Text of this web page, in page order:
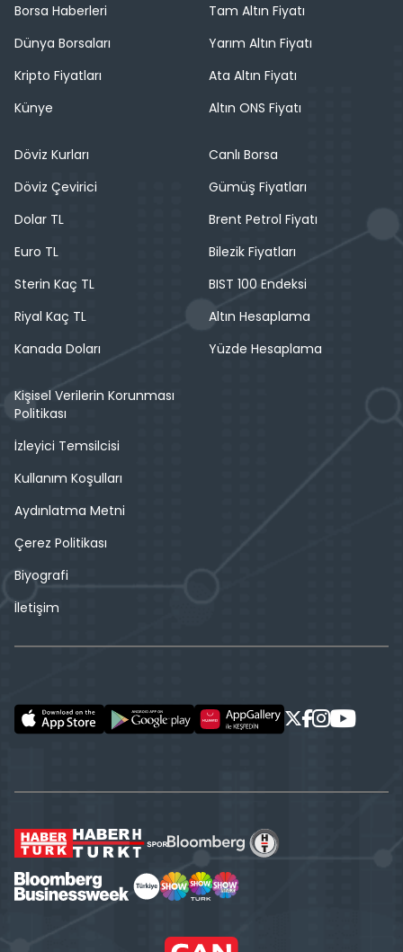
Borsa Haberleri
Dünya Borsaları
Kripto Fiyatları
Künye
Tam Altın Fiyatı
Yarım Altın Fiyatı
Ata Altın Fiyatı
Altın ONS Fiyatı
Döviz Kurları
Döviz Çevirici
Dolar TL
Euro TL
Sterin Kaç TL
Riyal Kaç TL
Kanada Doları
Canlı Borsa
Gümüş Fiyatları
Brent Petrol Fiyatı
Bilezik Fiyatları
BIST 100 Endeksi
Altın Hesaplama
Yüzde Hesaplama
Kişisel Verilerin Korunması
Politikası
İzleyici Temsilcisi
Kullanım Koşulları
Aydınlatma Metni
Çerez Politikası
Biyografi
İletişim